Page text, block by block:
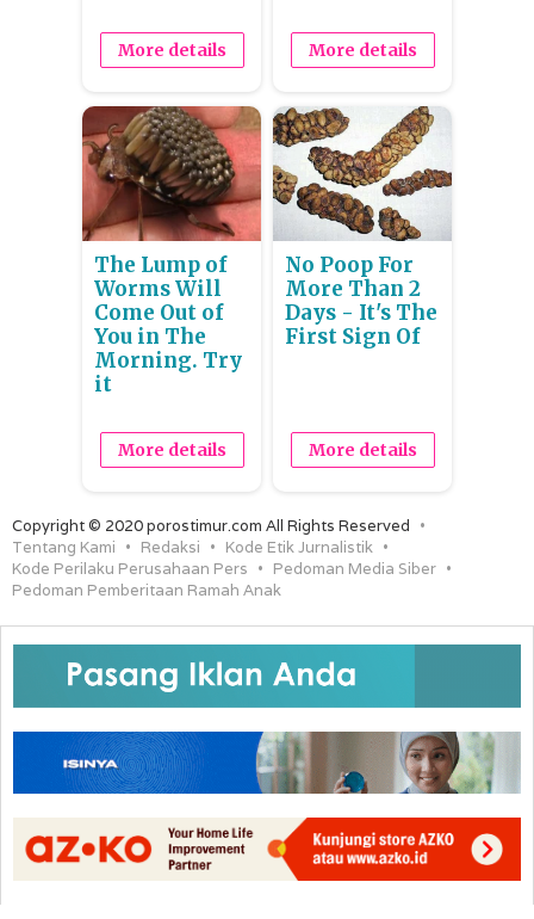
More details More details
The Lump of
Worms Will
Come Out of
You in The
Morning. Try
it
More details
No Poop For
More Than 2
Days - It's The
First Sign Of
More details
Copyright © 2020 porostimur.com All Rights Reserved
Tentang Kami
Redaksi
Kode Etik Jurnalistik
Kode Perilaku Perusahaan Pers
Pedoman Media Siber
Pedoman Pemberitaan Ramah Anak